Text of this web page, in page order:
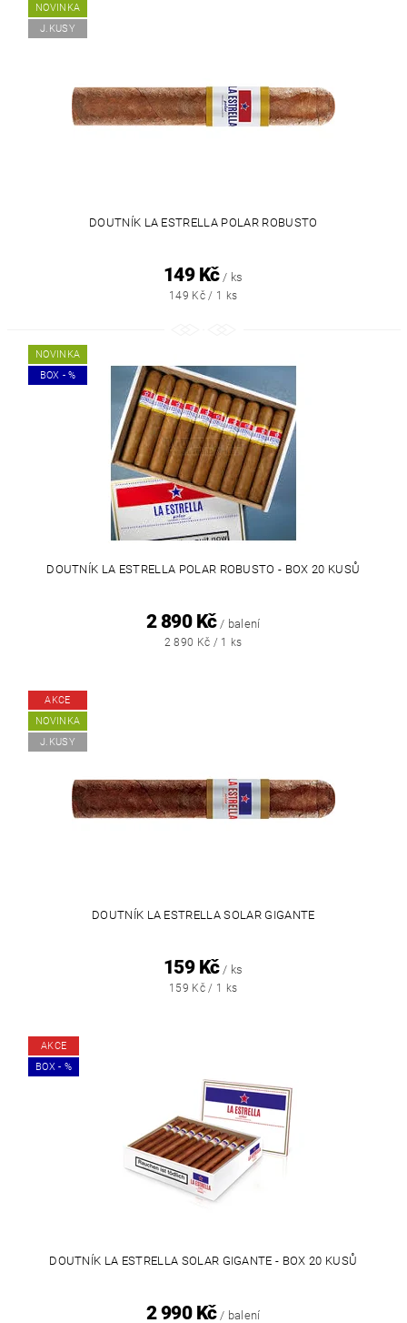
NOVINKA
J.KUSY
DOUTNÍK LA ESTRELLA POLAR ROBUSTO
149 Kč / ks
149 Kč / 1 ks
NOVINKA
BOX - %
DOUTNÍK LA ESTRELLA POLAR ROBUSTO - BOX 20 KUSŮ
2 890 Kč / balení
2 890 Kč / 1 ks
AKCE
NOVINKA
J.KUSY
DOUTNÍK LA ESTRELLA SOLAR GIGANTE
159 Kč / ks
159 Kč / 1 ks
AKCE
BOX - %
DOUTNÍK LA ESTRELLA SOLAR GIGANTE - BOX 20 KUSŮ
2 990 Kč / balení